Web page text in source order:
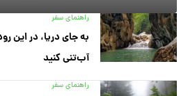
راهنمای سفر
به جای دریا، در این
آب‌تنی کنید
راهنمای سفر